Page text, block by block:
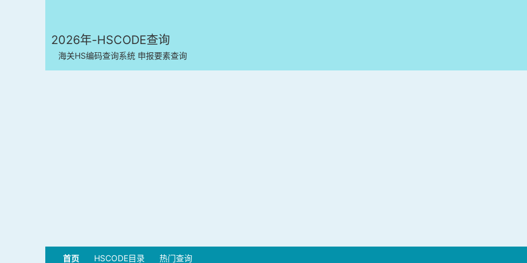
2026年-HSCODE查询
海关HS编码查询系统 申报要素查询
首页 HSCODE目录 热门查询